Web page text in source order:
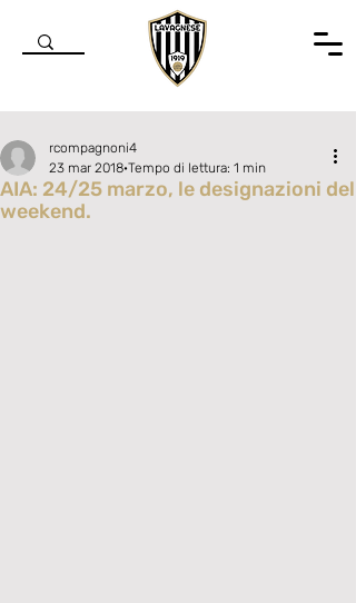
AIA: 24/25 marzo, le designazioni del
weekend.
rcompagnoni4
23 mar 2018 Tempo di lettura: 1 min